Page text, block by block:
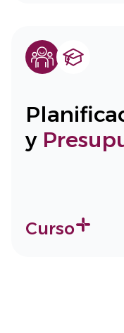
y
Curso